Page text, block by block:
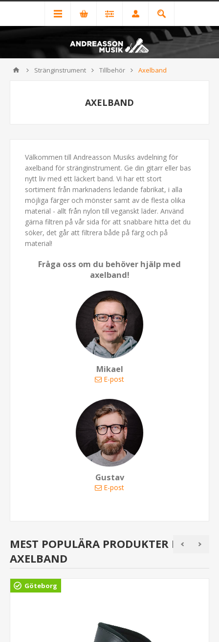
Stränginstrument Tillbehör Axelband
AXELBAND
Välkommen till Andreasson Musiks avdelning för
axelband för stränginstrument. Ge din gitarr eller bas
nytt liv med ett läckert band. Vi har ett stort
sortiment från marknadens ledande fabrikat, i alla
möjliga färger och mönster samt av de flesta olika
material - allt från nylon till veganskt läder. Använd
gärna filtren på vår sida för att snabbare hitta det du
söker, det går att filtrera både på färg och på
material!
Fråga oss om du behöver hjälp med
axelband!
Mikael
E-post
Gustav
E-post
MEST POPULÄRA PRODUKTER I
AXELBAND
Göteborg